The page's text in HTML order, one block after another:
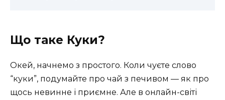
Що таке Куки?
Окей, начнемо з простого. Коли чуєте слово
“куки”, подумайте про чай з печивом — як про
щось невинне і приємне. Але в онлайн-світі